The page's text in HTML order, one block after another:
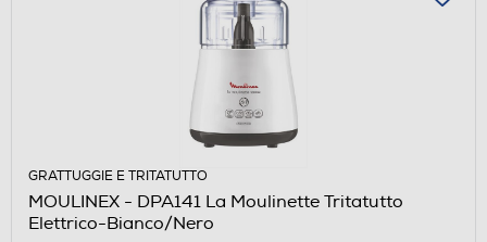
GRATTUGGIE E TRITATUTTO
MOULINEX - DPA141 La Moulinette Tritatutto
Elettrico-Bianco/Nero